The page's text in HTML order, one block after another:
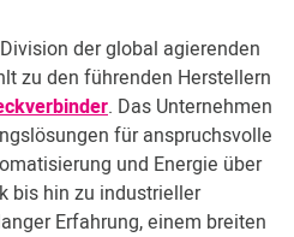
der global agierenden
zu den führenden Herstellern
. Das Unternehmen
für anspruchsvolle
und Energie über
bis hin zu industrieller
Erfahrung, einem breiten